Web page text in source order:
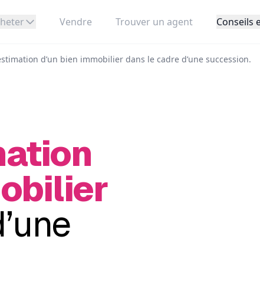
Vendre Trouver un agent Conseils
d’un bien immobilier dans le cadre d’une succession.